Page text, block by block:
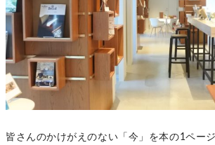
皆さんのかけがえのない「今」を本の1ペー